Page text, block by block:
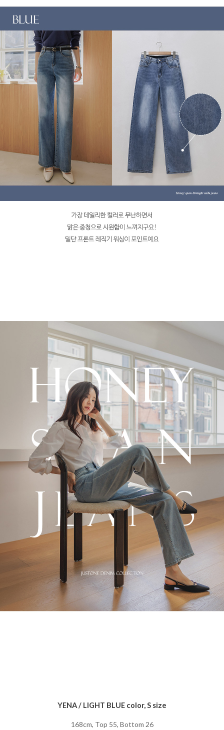
YENA / LIGHT BLUE color, S size
168cm, Top 55, Bottom 26